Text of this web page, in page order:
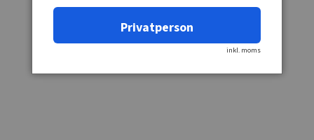
Privatperson
inkl. moms